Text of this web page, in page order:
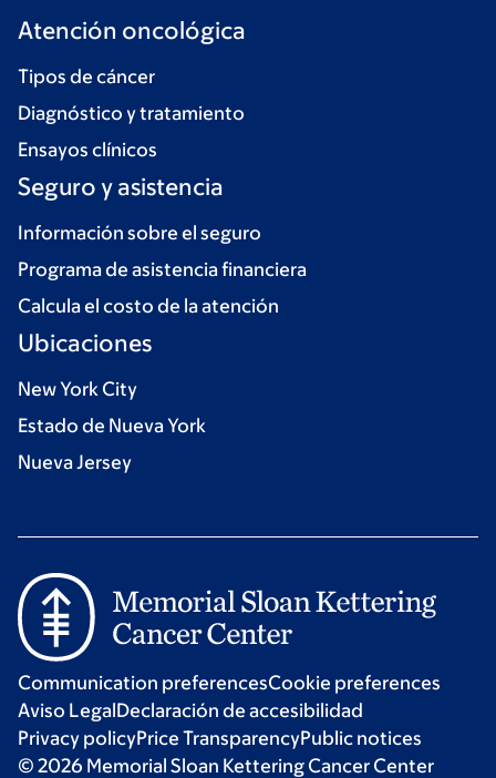
Atención oncológica
Tipos de cáncer
Diagnóstico y tratamiento
Ensayos clínicos
Seguro y asistencia
Información sobre el seguro
Programa de asistencia financiera
Calcula el costo de la atención
Ubicaciones
New York City
Estado de Nueva York
Nueva Jersey
Communication preferencesCookie preferences
Aviso LegalDeclaración de accesibilidad
Privacy policyPrice TransparencyPublic notices
© 2026 Memorial Sloan Kettering Cancer Center